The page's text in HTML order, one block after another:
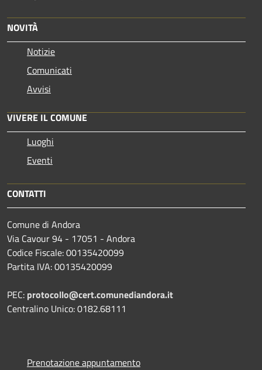
NOVITÀ
Notizie
Comunicati
Avvisi
VIVERE IL COMUNE
Luoghi
Eventi
CONTATTI
Comune di Andora
Via Cavour 94 - 17051 - Andora
Codice Fiscale: 00135420099
Partita IVA: 00135420099
PEC: protocollo@cert.comunediandora.it
Centralino Unico: 0182.68111
Prenotazione appuntamento